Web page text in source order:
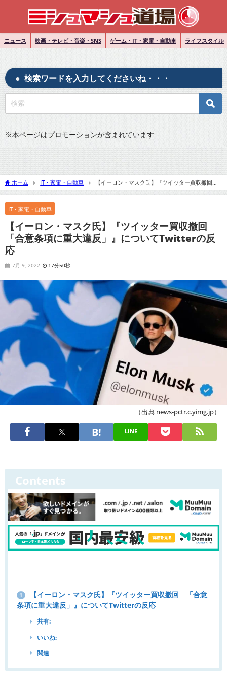
ニュース 映画・テレビ・音楽・SNS ゲーム・IT・家電・自動車 ライフスタイル
検索ワードを入力してくださいね・・・
※本ページはプロモーションが含まれています
ホーム IT・家電・自動車
【イーロン・マスク氏】『ツイッター買収撤回
「合意条項に重大違反」』についてTwitterの反応
IT・家電・自動車
【イーロン・マスク氏】『ツイッター買収撤回
「合意条項に重大違反」』についてTwitterの反
応
7月 9, 2022 17分50秒
（出典 news-pctr.c.yimg.jp）
LINE
Contents
1
【イーロン・マスク氏】『ツイッター買収撤回 「合意
条項に重大違反」』についてTwitterの反応
共有:
いいね:
関連